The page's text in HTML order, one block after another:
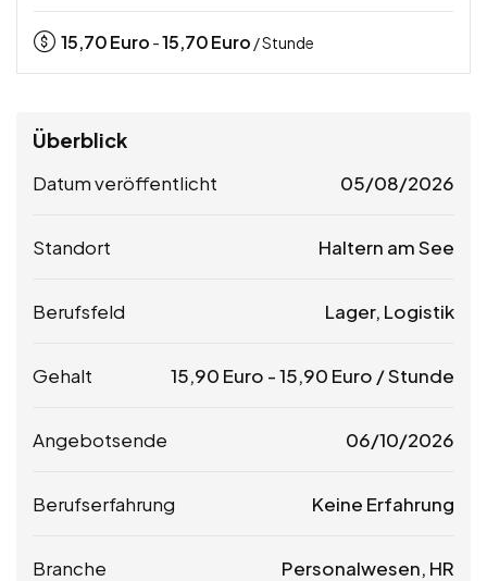
15,70Euro -15,70Euro / Stunde
Überblick
Datum veröffentlicht 05/08/2026
Standort Haltern am See
Berufsfeld Lager, Logistik
Gehalt 15,90 Euro -15,90 Euro / Stunde
Angebotsende 06/10/2026
Berufserfahrung Keine Erfahrung
Branche Personalwesen, HR